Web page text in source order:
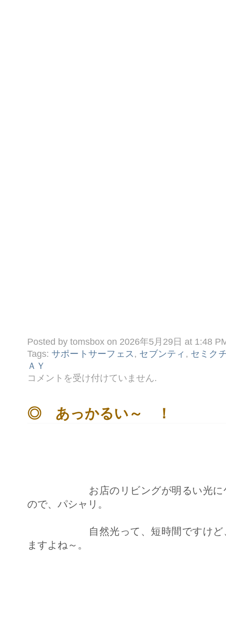
Posted by tomsbox on 2026年5月29日 at 1:48
Tags: サポートサーフェス, セブンティ , セミク
ＡＹ
◎
今
Ｉ
Ｓ
コメントを受け付けていません.
◎ あっかるい～ ！
お店のリビングが明るい光に包ま
ので、パシャリ。
自然光って、短時間ですけど、そ
ますよね～。